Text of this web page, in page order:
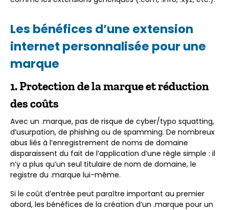
Les bénéfices d’une extension
internet personnalisée pour une
marque
1. Protection de la marque et réduction
des coûts
Avec un .marque, pas de risque de cyber/typo squatting,
d’usurpation, de phishing ou de spamming. De nombreux
abus liés à l’enregistrement de noms de domaine
disparaissent du fait de l’application d’une règle simple : il
n’y a plus qu’un seul titulaire de nom de domaine, le
registre du .marque lui-même.
Si le coût d’entrée peut paraître important au premier
abord, les bénéfices de la création d’un .marque pour un